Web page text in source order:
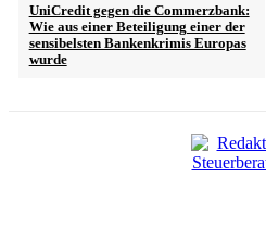
UniCredit gegen die Commerzbank:
Wie aus einer Beteiligung einer der
sensibelsten Bankenkrimis Europas
wurde